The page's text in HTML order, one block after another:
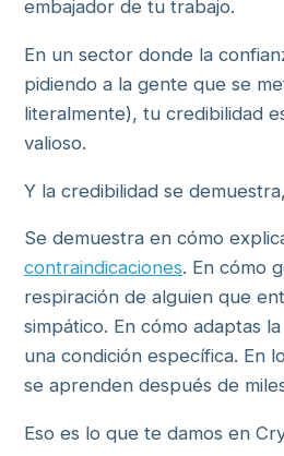
embajador de tu trabajo.
En un sector donde la
pidiendo a la gente que se
literalmente), tu credibilidad
valioso.
Y la credibilidad se
Se demuestra en cómo
contraindicaciones. En cómo
respiración de alguien que
simpático. En cómo adaptas
una condición específica. En
se aprenden después de
Eso es lo que te damos en